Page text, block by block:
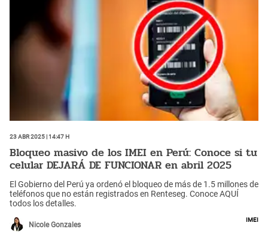
23 Abr 2025 | 14:47 h
Bloqueo masivo de los IMEI en Perú: Conoce si tu
celular DEJARÁ DE FUNCIONAR en abril 2025
El Gobierno del Perú ya ordenó el bloqueo de más de 1.5 millones de
teléfonos que no están registrados en Renteseg. Conoce AQUÍ
todos los detalles.
Nicole Gonzales
IMEI